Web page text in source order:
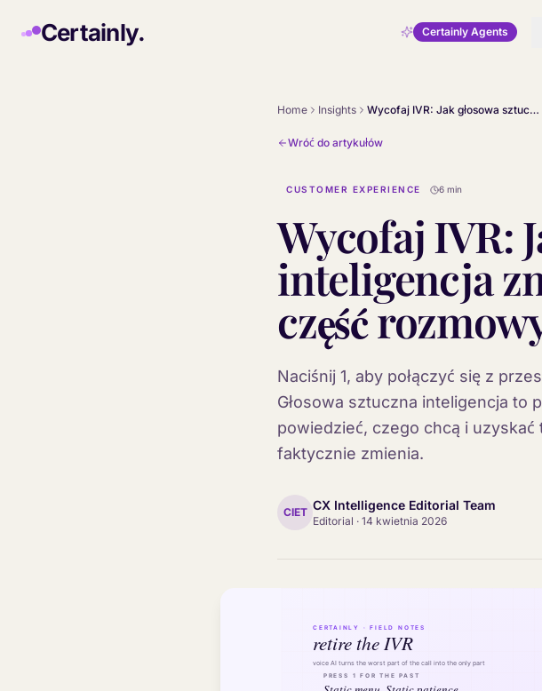
Certainly. Certainly Agents
Home Insights Wycofaj IVR: Jak głosowa sztuczna inteligencja zmienia najgorszą część rozmowy w jedyną
Wróć do artykułów
CUSTOMER EXPERIENCE 6 min
Wycofaj IVR:
inteligencja
część
Naciśnij 1, aby połączyć się z
Głosowa sztuczna inteligencja to
powiedzieć, czego chcą i
faktycznie zmienia.
CIET CX Intelligence Editorial Team
Editorial · 14 kwietnia 2026